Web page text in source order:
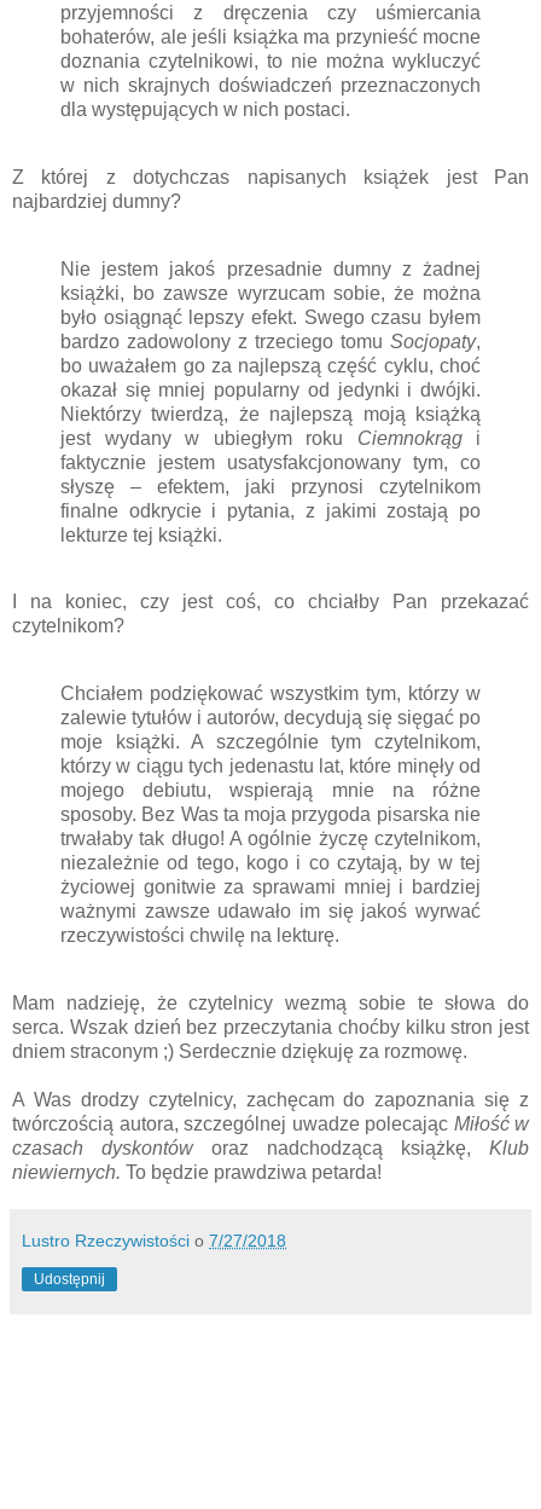
przyjemności z dręczenia czy uśmiercania
bohaterów, ale jeśli książka ma przynieść mocne
doznania czytelnikowi, to nie można wykluczyć
w nich skrajnych doświadczeń przeznaczonych
dla występujących w nich postaci.
Z której z dotychczas napisanych książek jest Pan
najbardziej dumny?
Nie jestem jakoś przesadnie dumny z żadnej
książki, bo zawsze wyrzucam sobie, że można
było osiągnąć lepszy efekt. Swego czasu byłem
bardzo zadowolony z trzeciego tomu Socjopaty,
bo uważałem go za najlepszą część cyklu, choć
okazał się mniej popularny od jedynki i dwójki.
Niektórzy twierdzą, że najlepszą moją książką
jest wydany w ubiegłym roku Ciemnokrąg i
faktycznie jestem usatysfakcjonowany tym, co
słyszę – efektem, jaki przynosi czytelnikom
finalne odkrycie i pytania, z jakimi zostają po
lekturze tej książki.
I na koniec, czy jest coś, co chciałby Pan przekazać
czytelnikom?
Chciałem podziękować wszystkim tym, którzy w
zalewie tytułów i autorów, decydują się sięgać po
moje książki. A szczególnie tym czytelnikom,
którzy w ciągu tych jedenastu lat, które minęły od
mojego debiutu, wspierają mnie na różne
sposoby. Bez Was ta moja przygoda pisarska nie
trwałaby tak długo! A ogólnie życzę czytelnikom,
niezależnie od tego, kogo i co czytają, by w tej
życiowej gonitwie za sprawami mniej i bardziej
ważnymi zawsze udawało im się jakoś wyrwać
rzeczywistości chwilę na lekturę.
Mam nadzieję, że czytelnicy wezmą sobie te słowa do
serca. Wszak dzień bez przeczytania choćby kilku stron jest
dniem straconym ;) Serdecznie dziękuję za rozmowę.
A Was drodzy czytelnicy, zachęcam do zapoznania się z
twórczością autora, szczególnej uwadze polecając Miłość w
czasach dyskontóworaz nadchodzącą książkę, Klub
niewiernych. To będzie prawdziwa petarda!
Lustro Rzeczywistości o 7/27/2018
Udostępnij